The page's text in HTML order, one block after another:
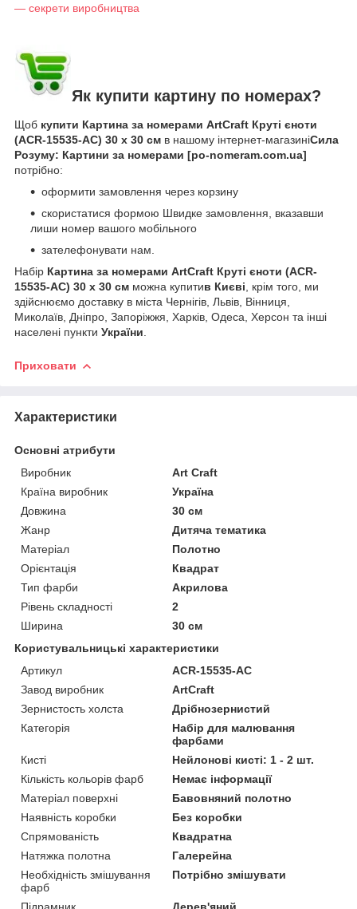
— секрети виробництва
Як купити картину по номерах?
Щоб купити Картина за номерами ArtCraft Круті єноти
(ACR-15535-AC) 30 х 30 см в нашому інтернет-магазиніСила
Розуму: Картини за номерами [po-nomeram.com.ua]
потрібно:
оформити замовлення через корзину
скористатися формою Швидке замовлення, вказавши
лиши номер вашого мобільного
зателефонувати нам.
Набір Картина за номерами ArtCraft Круті єноти (ACR-
15535-AC) 30 х 30 см можна купитив Києві , крім того, ми
здійснюємо доставку в міста Чернігів, Львів, Вінниця,
Миколаїв, Дніпро, Запоріжжя, Харків, Одеса, Херсон та інші
населені пункти України
Приховати
Характеристики
Основні атрибути
Виробник
Art Craft
Країна виробник
Україна
Довжина
30 см
Жанр
Дитяча тематика
Матеріал
Полотно
Орієнтація
Квадрат
Тип фарби
Акрилова
Рівень складності
2
Ширина
30 см
Користувальницькі характеристики
Артикул
ACR-15535-AC
Завод виробник
ArtCraft
Зернистость холста
Дрібнозернистий
Категорія
Набір для малювання
фарбами
Кисті
Нейлонові кисті: 1 - 2 шт.
Кількість кольорів фарб
Немає інформації
Матеріал поверхні
Бавовняний полотно
Наявність коробки
Без коробки
Спрямованість
Квадратна
Натяжка полотна
Галерейна
Необхідність змішування
фарб
Потрібно змішувати
Підрамник
Дерев'яний